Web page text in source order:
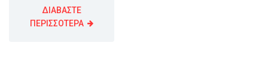
ΔΙΑΒΑΣΤΕ
ΠΕΡΙΣΣΟΤΕΡΑ